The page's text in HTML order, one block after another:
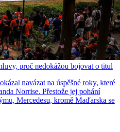
proč nedokážou bojovat o titul
navázat na úspěšné roky, které
Norrise. Přestože jej pohání
Mercedesu, kromě Maďarska se